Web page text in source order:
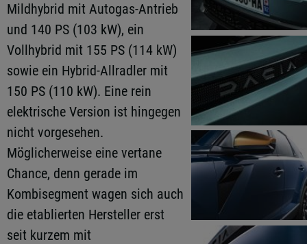
Mildhybrid mit Autogas-Antrieb
und 140 PS (103 kW), ein
Vollhybrid mit 155 PS (114 kW)
sowie ein Hybrid-Allradler mit
150 PS (110 kW). Eine rein
elektrische Version ist hingegen
nicht vorgesehen.
Möglicherweise eine vertane
Chance, denn gerade im
Kombisegment wagen sich auch
die etablierten Hersteller erst
seit kurzem mit